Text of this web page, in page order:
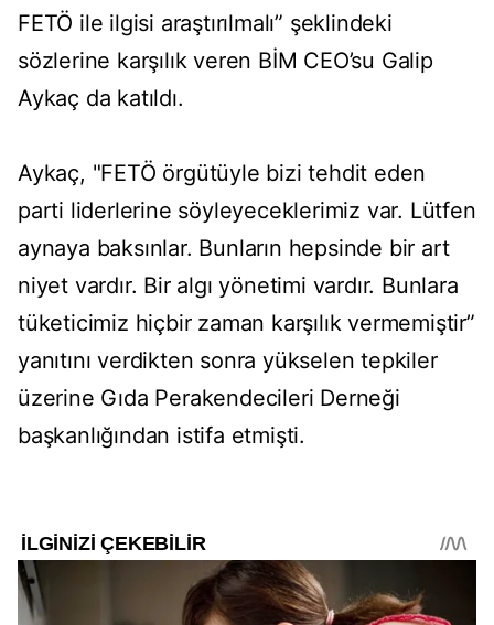
FETÖ ile ilgisi araştırılmalı” şeklindeki
sözlerine karşılık veren BİM CEO’su Galip
Aykaç da katıldı.
Aykaç, "FETÖ örgütüyle bizi tehdit eden
parti liderlerine söyleyeceklerimiz var. Lütfen
aynaya baksınlar. Bunların hepsinde bir art
niyet vardır. Bir algı yönetimi vardır. Bunlara
tüketicimiz hiçbir zaman karşılık vermemiştir”
yanıtını verdikten sonra yükselen tepkiler
üzerine Gıda Perakendecileri Derneği
başkanlığından istifa etmişti.